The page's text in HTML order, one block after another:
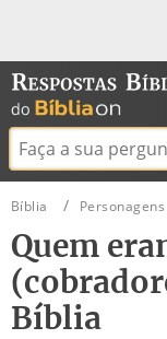
Buscar:
Bíblia
Quem
Bíblia